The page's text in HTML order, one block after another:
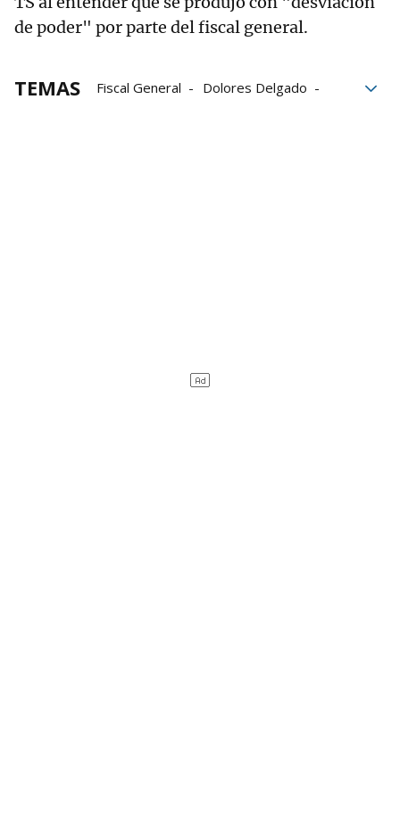
de poder" por parte del fiscal general.
TEMAS Fiscal General
Dolores Delgado